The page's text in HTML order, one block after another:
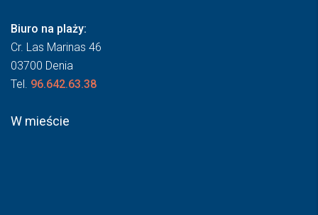
Biuro na plaży:
Cr. Las Marinas 46
03700 Denia
Tel. 96.642.63.38
W mieście